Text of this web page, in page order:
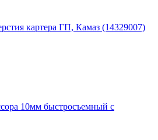
картера ГП, Камаз (14329007)
10мм быстросъемный с